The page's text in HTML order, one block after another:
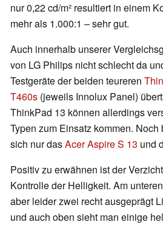
nur 0,22 cd/m² resultiert in einem
mehr als 1.000:1 – sehr gut.
Auch innerhalb unserer
von LG Philips nicht schlecht da
Testgeräte der beiden teureren
T460s (jeweils Innolux Panel)
ThinkPad 13 können allerdings
Typen zum Einsatz kommen.
sich nur dasAcer Aspire S 13 und
Positiv zu erwähnen ist der
Kontrolle der Helligkeit. Am
aber leider zwei recht ausgeprägt
und auch oben sieht man einige